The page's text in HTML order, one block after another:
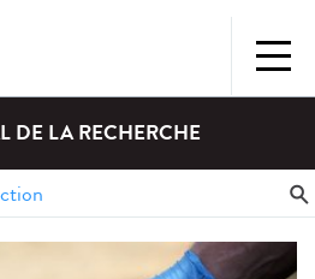
DE LA RECHERCHE